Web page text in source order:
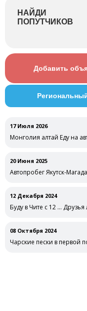
НАЙДИ
ПОПУТЧИКОВ
Добавить
17 Июля 2026
Монголия алтай Еду на
20 Июня 2025
Автопробег Якутск-
12 Декабря 2024
Буду в Чите с 12 …
08 Октября 2024
Чарские пески в первой